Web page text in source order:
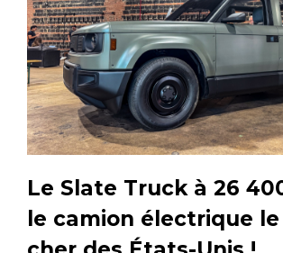
Le Slate Truck à 26
le camion électrique